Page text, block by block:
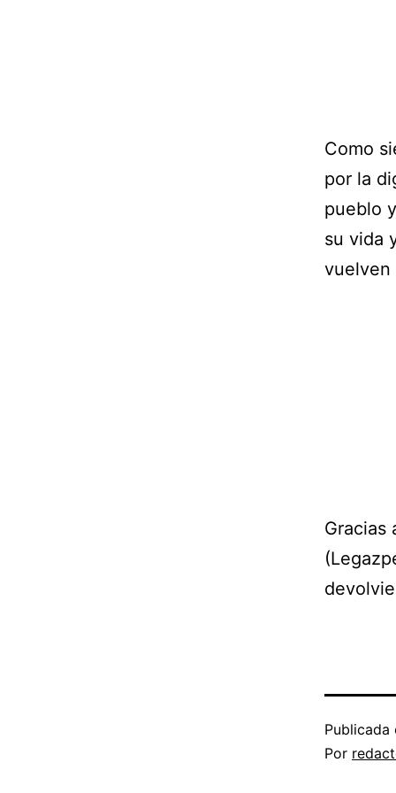
Como
por la
pueblo
su vida
vuelven
Gracias
Por